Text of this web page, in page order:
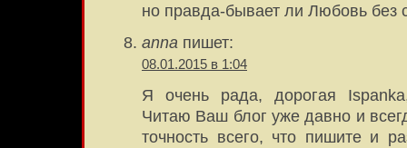
но правда-бывает ли Любовь без
anna пишет:
08.01.2015 в 1:04
Я очень рада, дорогая
Читаю Ваш блог уже давно и
точность всего, что пишите и